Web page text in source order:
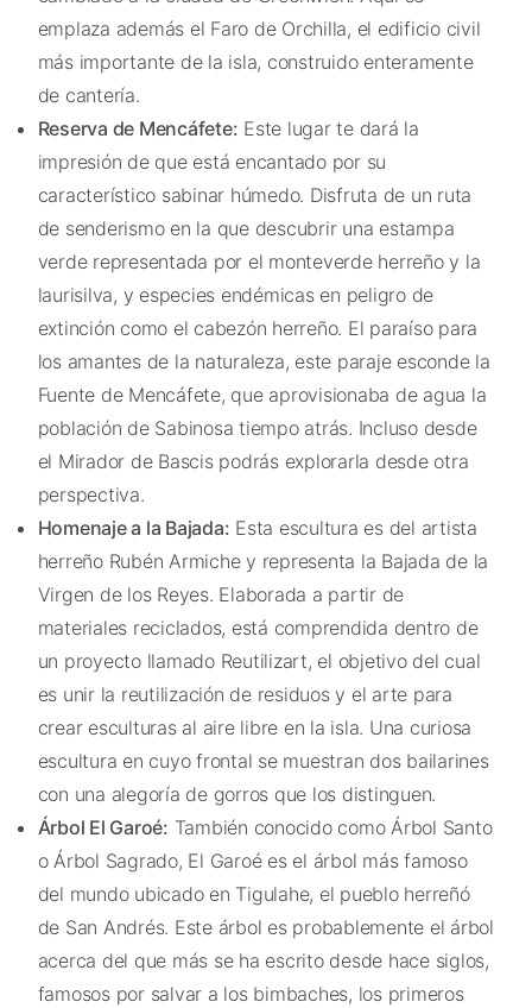
emplaza además el Faro de Orchilla, el edificio civil
más importante de la isla, construido enteramente
de cantería.
Reserva de Mencáfete: Este lugar te dará la
impresión de que está encantado por su
característico sabinar húmedo. Disfruta de un ruta
de senderismo en la que descubrir una estampa
verde representada por el monteverde herreño y la
laurisilva, y especies endémicas en peligro de
extinción como el cabezón herreño. El paraíso para
los amantes de la naturaleza, este paraje esconde la
Fuente de Mencáfete, que aprovisionaba de agua la
población de Sabinosa tiempo atrás. Incluso desde
el Mirador de Bascis podrás explorarla desde otra
perspectiva.
Homenaje a la Bajada: Esta escultura es del artista
herreño Rubén Armiche y representa la Bajada de la
Virgen de los Reyes. Elaborada a partir de
materiales reciclados, está comprendida dentro de
un proyecto llamado Reutilizart, el objetivo del cual
es unir la reutilización de residuos y el arte para
crear esculturas al aire libre en la isla. Una curiosa
escultura en cuyo frontal se muestran dos bailarines
con una alegoría de gorros que los distinguen.
Árbol El Garoé: También conocido como Árbol Santo
o Árbol Sagrado, El Garoé es el árbol más famoso
del mundo ubicado en Tigulahe, el pueblo herreñó
de San Andrés. Este árbol es probablemente el árbol
acerca del que más se ha escrito desde hace siglos,
famosos por salvar a los bimbaches, los primeros